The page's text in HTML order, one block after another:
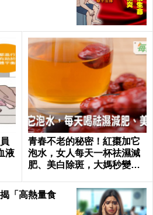
液
青春不老的秘密！紅棗加它
泡水，女人每天一杯祛濕減
肥、美白除斑，大媽秒變少
「高熱量食